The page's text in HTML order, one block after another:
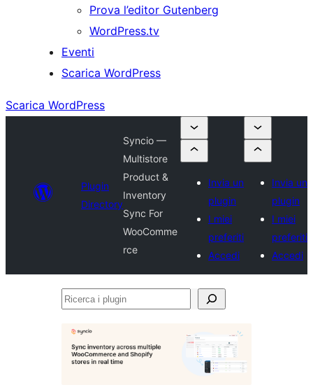
Prova l’editor Gutenberg
WordPress.tv
Eventi
Scarica WordPress
Scarica WordPress
Plugin
Directory
Syncio —
Multistore
Product &
Inventory
Sync For
WooComme
rce
Invia un
plugin
I miei
preferiti
Accedi
Invia un
plugin
I miei
preferiti
Accedi
Ricerca